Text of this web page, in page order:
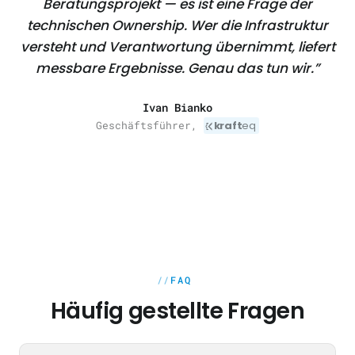
Beratungsprojekt — es ist eine Frage der
technischen Ownership. Wer die Infrastruktur
versteht und Verantwortung übernimmt, liefert
messbare Ergebnisse. Genau das tun wir.”
Ivan Bianko
Geschäftsführer, krafteq
FAQ
Häufig gestellte Fragen